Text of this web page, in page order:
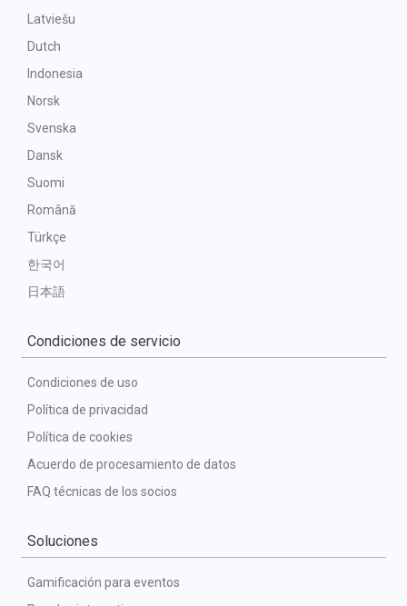
Latviešu
Dutch
Indonesia
Norsk
Svenska
Dansk
Suomi
Română
Türkçe
한국어
日本語
Condiciones de servicio
Condiciones de uso
Política de privacidad
Política de cookies
Acuerdo de procesamiento de datos
FAQ técnicas de los socios
Soluciones
Gamificación para eventos